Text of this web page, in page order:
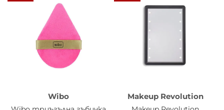
Wibo Makeup Revolution